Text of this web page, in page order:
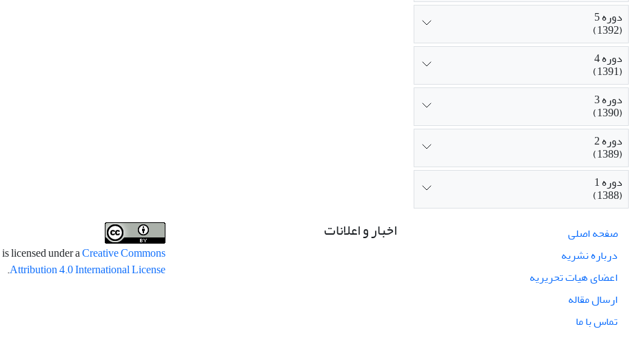
دوره 5
(1392)
دوره 4
(1391)
دوره 3
(1390)
دوره 2
(1389)
دوره 1
(1388)
صفحه اصلی
درباره نشریه
اعضای هیات تحریریه
ارسال مقاله
تماس با ما
اخبار و اعلانات
licensed under aCreative Commons
Attribution 4.0 International License
.